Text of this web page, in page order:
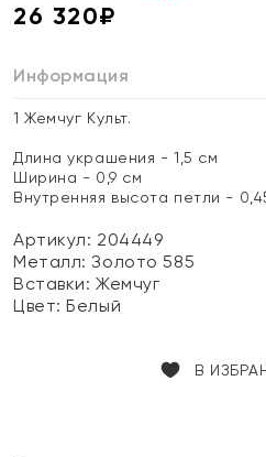
26 320₽
Информация
1 Жемчуг Культ.
Длина украшения - 1,5 см
Ширина - 0,9 см
Внутренняя высота петли -
Артикул: 204449
Металл:Золото 585
Вставки:Жемчуг
Цвет:Белый
В